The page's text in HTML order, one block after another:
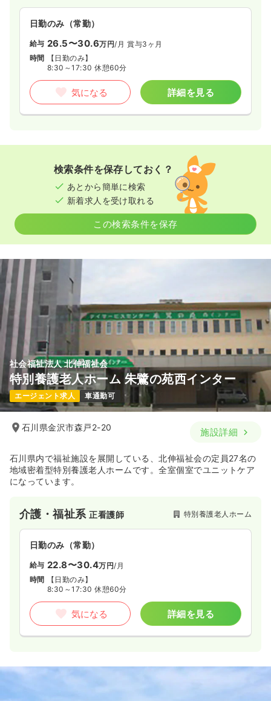
日勤のみ（常勤）
給与 26.5〜30.6万円/月 賞与3ヶ月
時間
【日勤のみ】
8:30～17:30 休憩60分
気になる 詳細を見る
検索条件を保存しておく？
あとから簡単に検索
新着求人を受け取れる
この検索条件を保存
社会福祉法人 北伸福祉会
特別養護老人ホーム 朱鷺の苑西インター
エージェント求人 車通勤可
石川県金沢市森戸2-20 施設詳細
石川県内で福祉施設を展開している、北伸福祉会の定員27名の
地域密着型特別養護老人ホームです。全室個室でユニットケア
になっています。
介護・福祉系正看護師 特別養護老人ホーム
日勤のみ（常勤）
給与 22.8〜30.4万円/月
時間
【日勤のみ】
8:30～17:30 休憩60分
気になる 詳細を見る